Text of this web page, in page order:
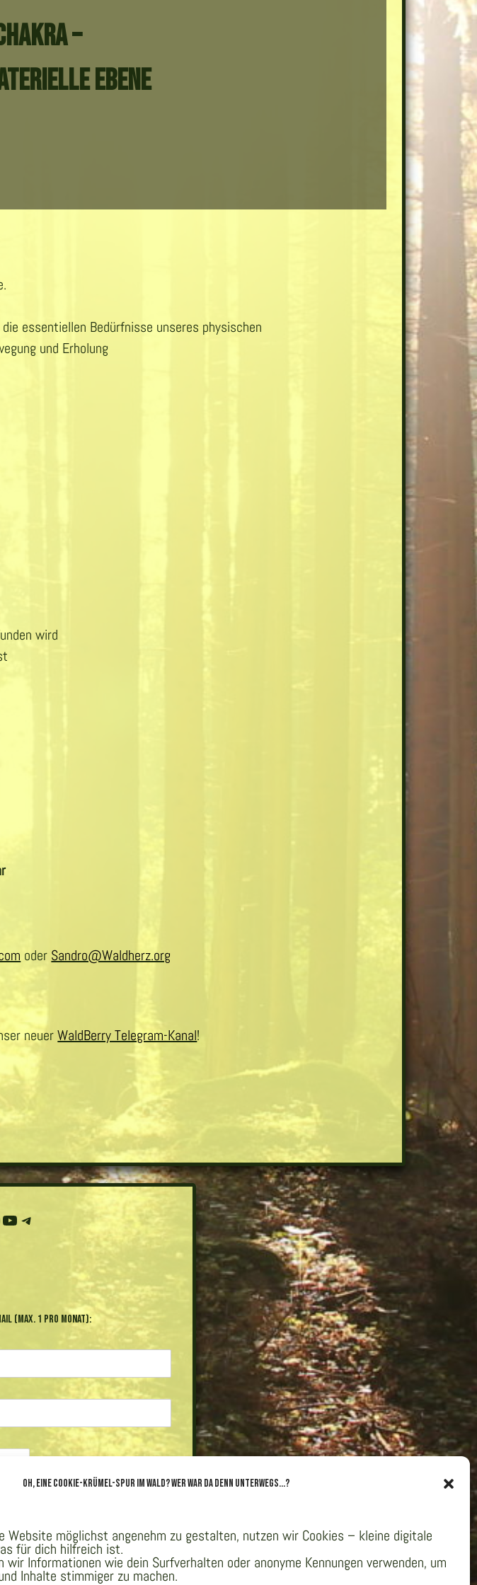
Oh, eine Cookie-Krümel-Spur im Wald? Wer war da denn unterwegs...?
Website möglichst angenehm zu gestalten, nutzen wir Cookies – kleine digitale
für dich hilfreich ist.
Informationen wie dein Surfverhalten oder anonyme Kennungen verwenden, um
Inhalte stimmiger zu machen.
–
Ebene
essentiellen Bedürfnisse unseres physischen
und Erholung
wird
oder Sandro@Waldherz.org
neuerWaldBerry Telegram-Kanal!
YouTube
Telegram-Kanal "Compost Club"
(max. 1 pro Monat):